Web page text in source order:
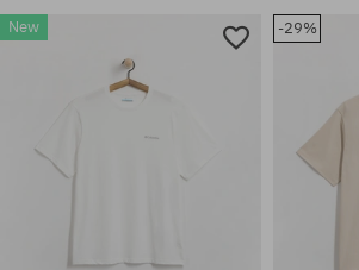
New -29%